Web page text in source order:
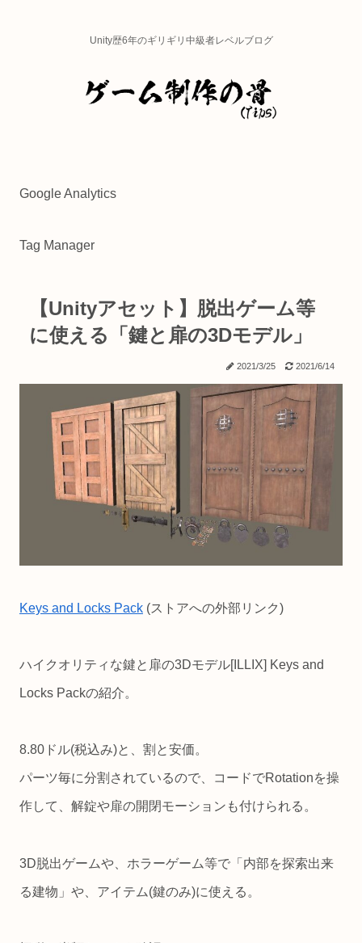
Unity歴6年のギリギリ中級者レベルブログ
Google Analytics
Tag Manager
【Unityアセット】脱出ゲーム等
に使える「鍵と扉の3Dモデル」
2021/3/25 2021/6/14
Keys and Locks Pack (ストアへの外部リンク)
ハイクオリティな鍵と扉の3Dモデル[ILLIX] Keys and
Locks Packの紹介。
8.80ドル(税込み)と、割と安価。
パーツ毎に分割されているので、コードでRotationを操
作して、解錠や扉の開閉モーションも付けられる。
3D脱出ゲームや、ホラーゲーム等で「内部を探索出来
る建物」や、アイテム(鍵のみ)に使える。